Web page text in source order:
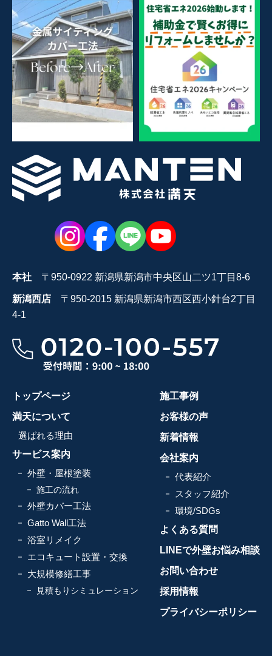
本社 〒950-0922 新潟県新潟市中央区山二ツ1丁目8-6
新潟西店 〒950-2015 新潟県新潟市西区西小針台2丁目
4-1
トップページ
満天について
選ばれる理由
サービス案内
外壁・屋根塗装
施工の流れ
外壁カバー工法
Gatto Wall工法
浴室リメイク
エコキュート設置・交換
大規模修繕工事
見積もりシミュレーション
施工事例
お客様の声
新着情報
会社案内
代表紹介
スタッフ紹介
環境/SDGs
よくある質問
LINEで外壁お悩み相談
お問い合わせ
採用情報
プライバシーポリシー